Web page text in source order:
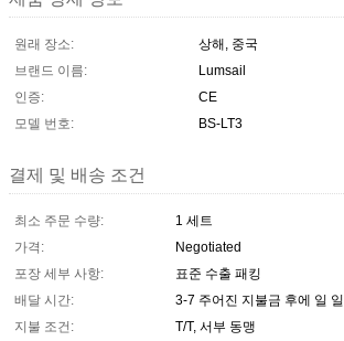
원래 장소:
상해, 중국
브랜드 이름:
Lumsail
인증:
CE
모델 번호:
BS-LT3
결제 및 배송 조건
최소 주문 수량:
1 세트
가격:
Negotiated
포장 세부 사항:
표준 수출 패킹
배달 시간:
3-7 주어진 지불금 후에 일 일
지불 조건:
T/T, 서부 동맹